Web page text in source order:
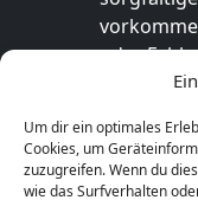
Um dir ein optimales
Cookies, um
zuzugreifen. Wenn du
wie das Surfverhalten
oder
Shop des